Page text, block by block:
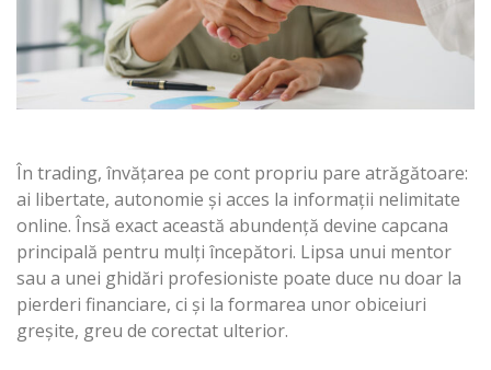
În trading, învățarea pe cont propriu pare atrăgătoare:
ai libertate, autonomie și acces la informații nelimitate
online. Însă exact această abundență devine capcana
principală pentru mulți începători. Lipsa unui mentor
sau a unei ghidări profesioniste poate duce nu doar la
pierderi financiare, ci și la formarea unor obiceiuri
greșite, greu de corectat ulterior.